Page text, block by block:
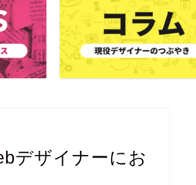
デザイナーにお